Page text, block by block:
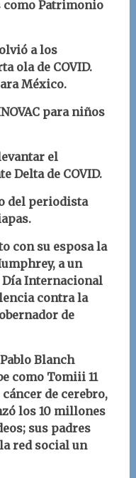
como Patrimonio
a los
ola de COVID.
México.
para niños
el
Delta de COVID.
del periodista
con su esposa la
a un
Internacional
contra la
de
Blanch
como Tomiii 11
de cerebro,
los 10 millones
sus padres
red social un